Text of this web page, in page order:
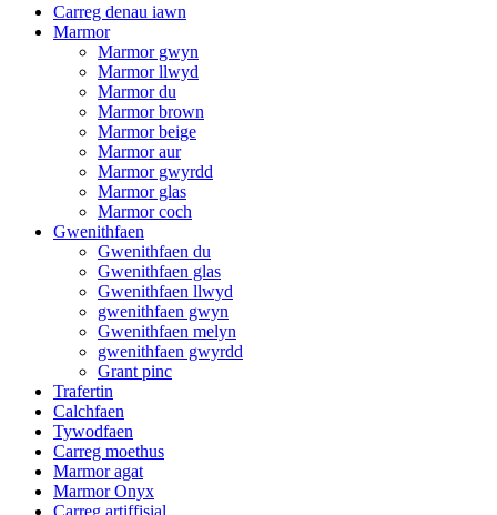
Carreg denau iawn
Marmor
Marmor gwyn
Marmor llwyd
Marmor du
Marmor brown
Marmor beige
Marmor aur
Marmor gwyrdd
Marmor glas
Marmor coch
Gwenithfaen
Gwenithfaen du
Gwenithfaen glas
Gwenithfaen llwyd
gwenithfaen gwyn
Gwenithfaen melyn
gwenithfaen gwyrdd
Grant pinc
Trafertin
Calchfaen
Tywodfaen
Carreg moethus
Marmor agat
Marmor Onyx
Carreg artiffisial